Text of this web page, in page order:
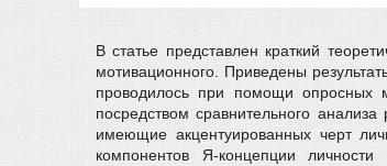
В статье представлен краткий
мотивационного. Приведены
проводилось при помощи опросных
посредством сравнительного
имеющие акцентуированных черт
компонентов Я-концепции